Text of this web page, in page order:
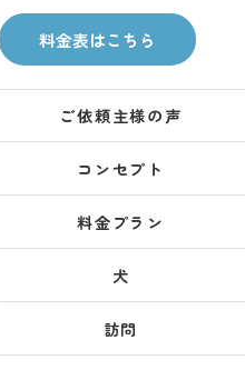
料金表はこちら
ご依頼主様の声
コンセプト
料金プラン
犬
訪問